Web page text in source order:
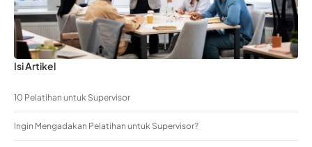
Isi Artikel
10 Pelatihan untuk Supervisor
Ingin Mengadakan Pelatihan untuk Supervisor?